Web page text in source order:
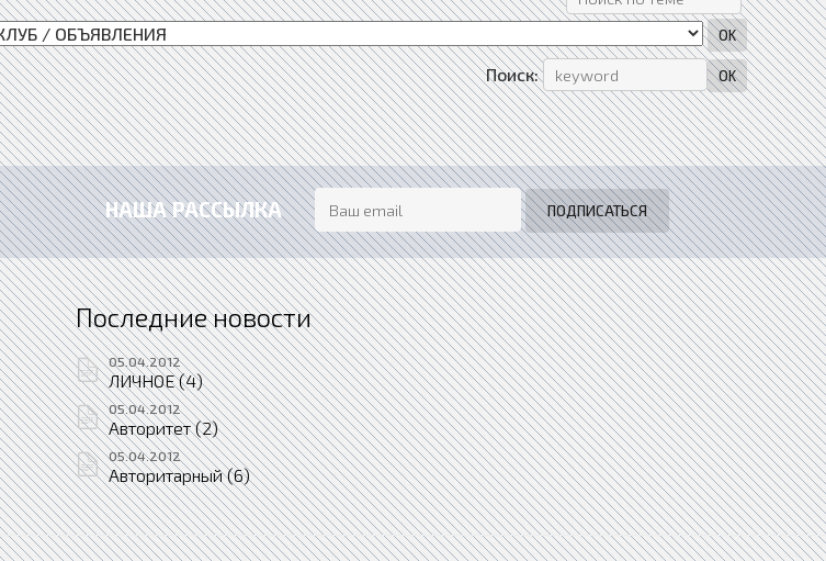
Поиск:
НАША РАССЫЛКА
Последние новости
05.04.2012
ЛИЧНОЕ (4)
05.04.2012
Авторитет (2)
05.04.2012
Авторитарный (6)